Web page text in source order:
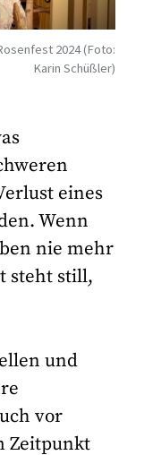
2024 (Foto:
Karin Schüßler)
eines
Wenn
nie mehr
steht still,
und
vor
Zeitpunkt